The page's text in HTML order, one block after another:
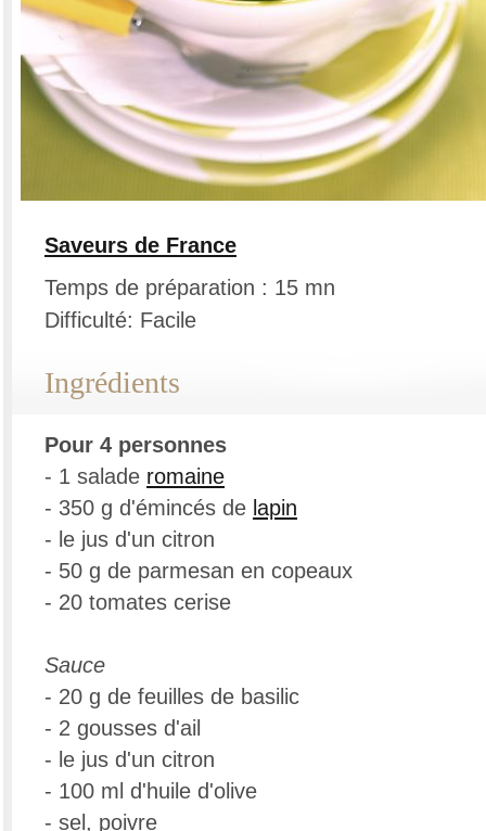
Saveurs de France
Temps de préparation : 15 mn
Difficulté: Facile
Ingrédients
Pour 4 personnes
- 1 salade romaine
- 350 g d'émincés de lapin
- le jus d'un citron
- 50 g de parmesan en copeaux
- 20 tomates cerise
Sauce
- 20 g de feuilles de basilic
- 2 gousses d'ail
- le jus d'un citron
- 100 ml d'huile d'olive
- sel, poivre